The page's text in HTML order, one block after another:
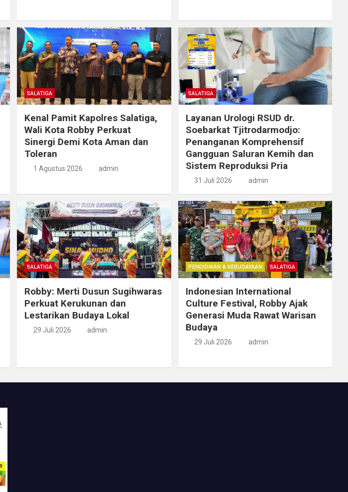
SALATIGA
Kenal Pamit Kapolres Salatiga,
Wali Kota Robby Perkuat
Sinergi Demi Kota Aman dan
Toleran
1 Agustus 2026 admin
SALATIGA
Layanan Urologi RSUD dr.
Soebarkat Tjitrodarmodjo:
Penanganan Komprehensif
Gangguan Saluran Kemih dan
Sistem Reproduksi Pria
31 Juli 2026 admin
SALATIGA
Robby: Merti Dusun Sugihwaras
Perkuat Kerukunan dan
Lestarikan Budaya Lokal
29 Juli 2026 admin
PENDIDIKAN & KEBUDAYAAN SALATIGA
Indonesian International
Culture Festival, Robby Ajak
Generasi Muda Rawat Warisan
Budaya
29 Juli 2026 admin